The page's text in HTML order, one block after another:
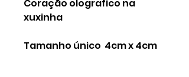
Coração olografico na
xuxinha
Tamanho único 4cm x 4cm